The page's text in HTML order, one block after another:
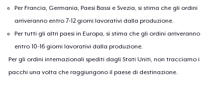
Per Francia, Germania, Paesi Bassi e Svezia, si stima che gli ordini
arriveranno entro 7-12 giorni lavorativi dalla produzione.
Per tutti gli altri paesi in Europa, si stima che gli ordini arriveranno
entro 10-16 giorni lavorativi dalla produzione.
Per gli ordini internazionali spediti dagli Stati Uniti, non tracciamo i
pacchi una volta che raggiungono il paese di destinazione.